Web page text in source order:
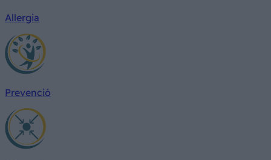
Allergia
Prevenció